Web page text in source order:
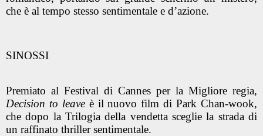
che è al tempo stesso sentimentale e d’azione.
SINOSSI
Premiato al Festival di Cannes per la Migliore regia,
Decision to leaveè il nuovo film di Park Chan-wook,
che dopo la Trilogia della vendetta sceglie la strada di
un raffinato thriller sentimentale.